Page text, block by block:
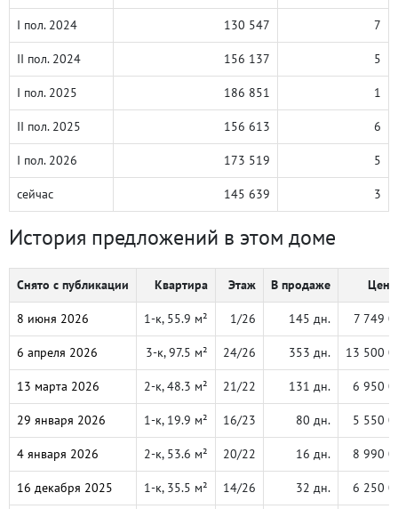
I пол. 2024 130 547 7
II пол. 2024 156 137 5
I пол. 2025 186 851 1
II пол. 2025 156 613 6
I пол. 2026 173 519 5
сейчас 145 639 3
История предложений в этом доме
Снято с публикации Квартира Этаж В продаже
8 июня 2026 1-к, 55.9 м² 1/26 145 дн. 7 749
6 апреля 2026 3-к, 97.5 м² 24/26 353 дн. 13 500
13 марта 2026 2-к, 48.3 м² 21/22 131 дн. 6 950
29 января 2026 1-к, 19.9 м² 16/23 80 дн. 5 550
4 января 2026 2-к, 53.6 м² 20/22 16 дн. 8 990
16 декабря 2025 1-к, 35.5 м² 14/26 32 дн. 6 250